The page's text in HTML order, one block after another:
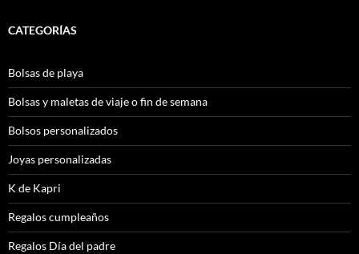
CATEGORÍAS
Bolsas de playa
Bolsas y maletas de viaje o fin de semana
Bolsos personalizados
Joyas personalizadas
K de Kapri
Regalos cumpleaños
Regalos Día del padre